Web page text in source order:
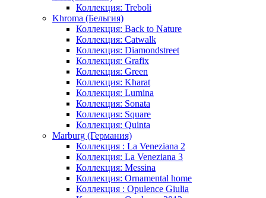
Коллекция: Treboli
Khroma (Бельгия)
Коллекция: Back to Nature
Коллекция: Catwalk
Коллекция: Diamondstreet
Коллекция: Grafix
Коллекция: Green
Коллекция: Kharat
Коллекция: Lumina
Коллекция: Sonata
Коллекция: Square
Коллекция: Quinta
Marburg (Германия)
Коллекция : La Veneziana 2
Коллекция: La Veneziana 3
Коллекция: Messina
Коллекция: Ornamental home
Коллекция : Opulence Giulia